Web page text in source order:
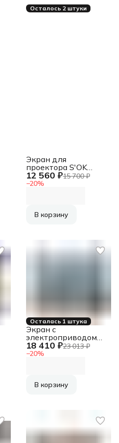
Осталось 2 штуки
12 560 ₽15 700 ₽
−20%
Экран для
проектора S'OK
SCFRV-221x125
100" 16:9 на
В корзину
Осталась 1 штука
18 410 ₽23 013 ₽
−20%
Экран с
электроприводом
Lumien Master
Control 153х200 см
кайма сверху 40 см
В корзину